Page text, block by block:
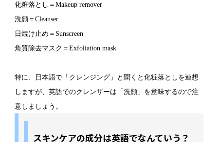
化粧落とし＝Makeup remover
洗顔＝Cleanser
日焼け止め＝Sunscreen
角質除去マスク＝Exfoliation mask
特に、日本語で「クレンジング」と聞くと化粧落としを連想
しますが、英語でのクレンザーは「洗顔」を意味するので注
意しましょう。
スキンケアの成分は英語でなんていう？